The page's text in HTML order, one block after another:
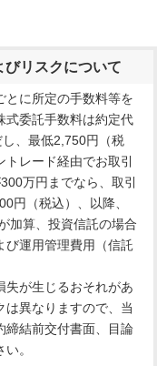
びリスクについて
とに所定の手数料等を
式委託手数料は約定代
、最低2,750円（税
レード経由でお取引
万円までなら、取引
円（税込）、以降、
加算、投資信託の場合
び運用管理費用（信託
失が生じるおそれがあ
は異なりますので、当
締結前交付書面、目論
。